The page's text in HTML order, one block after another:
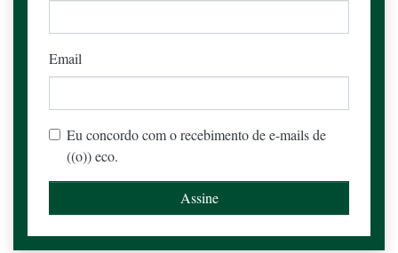
Email
Eu concordo com o recebimento de e-mails de
((o)) eco.